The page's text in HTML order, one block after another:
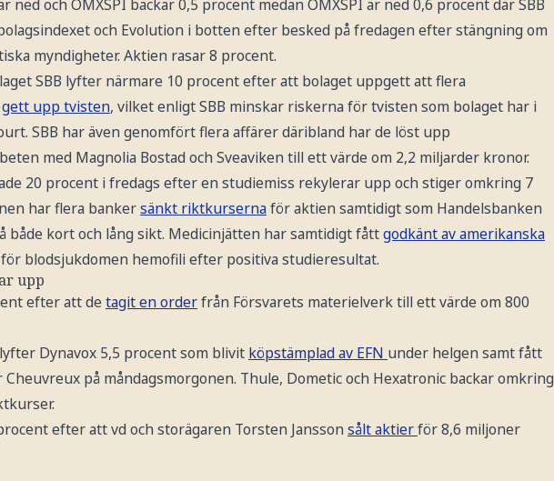
ned och OMXSPI backar 0,5 procent medan OMXSPI är ned 0,6 procent där SBB
och Evolution i botten efter besked på fredagen efter stängning om
myndigheter. Aktien rasar 8 procent.
SBB lyfter närmare 10 procent efter att bolaget uppgett att flera
gett upp tvisten, vilket enligt SBB minskar riskerna för tvisten som bolaget har i
SBB har även genomfört flera affärer däribland har de löst upp
med Magnolia Bostad och Sveaviken till ett värde om 2,2 miljarder kronor.
20 procent i fredags efter en studiemiss rekylerar upp och stiger omkring 7
har flera bankersänkt riktkursernaför aktien samtidigt som Handelsbanken
både kort och lång sikt. Medicinjätten har samtidigt fåttgodkänt av amerikanska
blodsjukdomen hemofili efter positiva studieresultat.
upp
efter att detagit en orderfrån Försvarets materielverk till ett värde om 800
Dynavox 5,5 procent som blivit köpstämplad av EFN under helgen samt fått
på måndagsmorgonen. Thule, Dometic och Hexatronic backar omkring
efter att vd och storägaren Torsten Jansson sålt aktierför 8,6 miljoner